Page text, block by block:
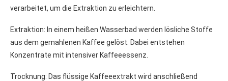
verarbeitet, um die Extraktion zu erleichtern.
Extraktion: In einem heißen Wasserbad werden lösliche Stoffe
aus dem gemahlenen Kaffee gelöst. Dabei entstehen
Konzentrate mit intensiver Kaffeeessenz.
Trocknung: Das flüssige Kaffeeextrakt wird anschließend